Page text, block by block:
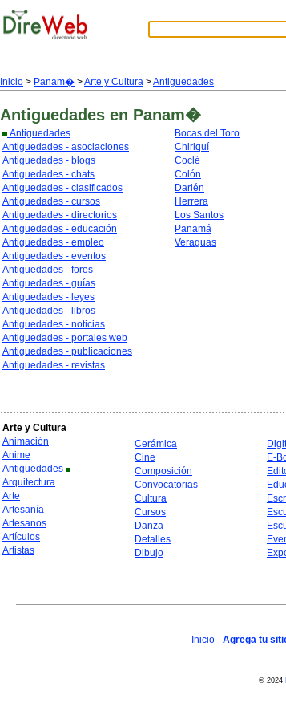
Inicio > Panam� >Arte y Cultura >Antiguedades
Antiguedades en Panam�
Antiguedades
Antiguedades - asociaciones
Antiguedades - blogs
Antiguedades - chats
Antiguedades - clasificados
Antiguedades - cursos
Antiguedades - directorios
Antiguedades - educación
Antiguedades - empleo
Antiguedades - eventos
Antiguedades - foros
Antiguedades - guías
Antiguedades - leyes
Antiguedades - libros
Antiguedades - noticias
Antiguedades - portales web
Antiguedades - publicaciones
Antiguedades - revistas
Bocas del Toro
Chiriquí
Coclé
Colón
Darién
Herrera
Los Santos
Panamá
Veraguas
Arte y Cultura
Animación
Anime
Antiguedades
Arquitectura
Arte
Artesanía
Artesanos
Artículos
Artistas
Cerámica
Cine
Composición
Convocatorias
Cultura
Cursos
Danza
Detalles
Dibujo
E-
Inicio - Agrega tu
© 2024